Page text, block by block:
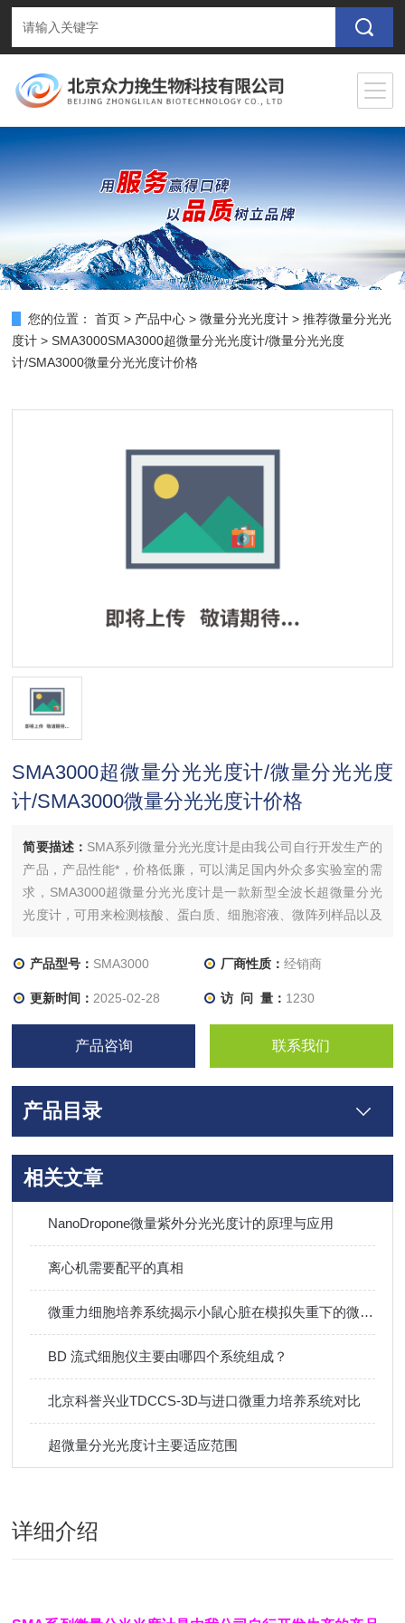
您的位置： 首页 > 产品中心 >微量分光光度计 >推荐微量分光光
度计 > SMA3000SMA3000超微量分光光度计/微量分光光度
计/SMA3000微量分光光度计价格
SMA3000超微量分光光度计/微量分光光度
计/SMA3000微量分光光度计价格
简要描述： SMA系列微量分光光度计是由我公司自行开发生产的
产品，产品性能*，价格低廉，可以满足国内外众多实验室的需
求，SMA3000超微量分光光度计是一款新型全波长超微量分光
光度计，可用来检测核酸、蛋白质、细胞溶液、微阵列样品以及
的分辨率为2068像素。
产品型号： SMA3000 厂商性质： 经销商
更新时间： 2025-02-28 访 问 量： 1230
产品咨询 联系我们
产品目录
相关文章
NanoDropone微量紫外分光光度计的原理与应用
离心机需要配平的真相
微重力细胞培养系统揭示小鼠心脏在模拟失重下的微观病变机制
BD 流式细胞仪主要由哪四个系统组成？
北京科誉兴业TDCCS-3D与进口微重力培养系统对比
超微量分光光度计主要适应范围
详细介绍